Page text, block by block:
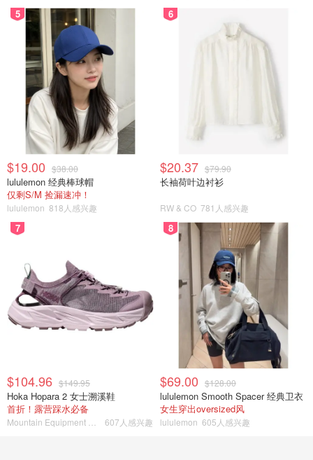
5
$19.00 $38.00
lululemon 经典棒球帽
仅剩S/M 捡漏速冲！
lululemon 818人感兴趣
6
$20.37 $79.90
长袖荷叶边衬衫
RW & CO 781人感兴趣
7
$104.96 $149.95
Hoka Hopara 2 女士溯溪鞋
首折！露营踩水必备
607人感兴趣
8
$69.00 $128.00
lululemon Smooth Spacer 经典卫衣
女生穿出oversized风
lululemon 605人感兴趣